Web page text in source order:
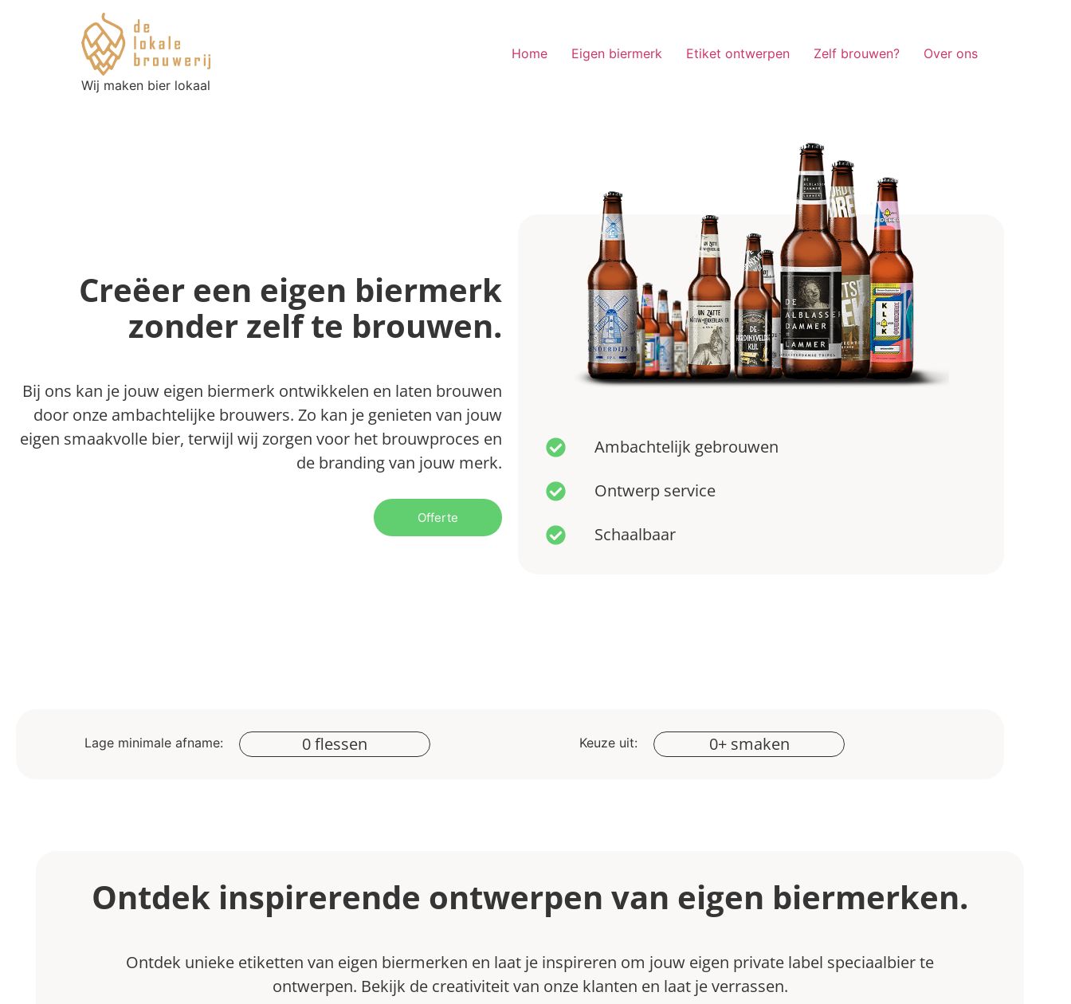
Wij maken bier lokaal
Home Eigen biermerk Etiket ontwerpen Zelf brouwen? Over ons
Creëer een eigen biermerk
zonder zelf te brouwen.
Bij ons kan je jouw eigen biermerk ontwikkelen en laten brouwen
door onze ambachtelijke brouwers. Zo kan je genieten van jouw
eigen smaakvolle bier, terwijl wij zorgen voor het brouwproces en
de branding van jouw merk.
Offerte
Ambachtelijk gebrouwen
Ontwerp service
Schaalbaar
Lage minimale afname: 0 flessen Keuze uit: 0+ smaken
Ontdek inspirerende ontwerpen van eigen biermerken.
Ontdek unieke etiketten van eigen biermerken en laat je inspireren om jouw eigen private label speciaalbier te
ontwerpen. Bekijk de creativiteit van onze klanten en laat je verrassen.